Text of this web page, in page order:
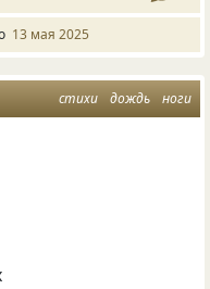
13 мая 2025
стихи дождь ноги